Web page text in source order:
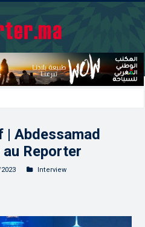
| Abdessamad
Reporter
Interview